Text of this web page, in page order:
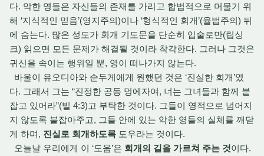
다. 악한 영들은 자신들의 존재를 가리고 합법적으로 머물기 위
해 ‘지식적인 믿음’(영지주의)이나 ‘형식적인 회개’(율법주의) 뒤
에 숨는다. 많은 성도가 회개 기도문을 단순히 입술로만(립싱
크) 읽으면 모든 문제가 해결될 것이라 착각한다. 그러나 그것은
귀신을 속이는 행위일 뿐, 영이 떠나가지 않는다.
바울이 유오디아와 순두게에게 원했던 것은 ‘진실한 회개’였
다. 그래서 그는 “진정한 공동 멍에자여, 너는 그녀들과 함께 붙
잡고 있어라”(빌 4:3)고 부탁한 것이다. 그들이 영적으로 넘어지
지 않도록 붙잡아주고, 그들 안에 있는 악한 영들의 실체를 깨닫
게 하며, 진실로 회개하도록 도우라는 것이다.
오늘날 우리에게 이 ‘도움’은 회개의 길을 가르쳐 주는 것이다.